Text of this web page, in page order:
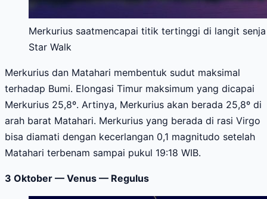
Merkurius saatmencapai titik tertinggi di langit
Star Walk
Merkurius dan Matahari membentuk sudut maksimal
terhadap Bumi. Elongasi Timur maksimum yang dicapai
Merkurius 25,8º. Artinya, Merkurius akan berada 25,8º di
arah barat Matahari. Merkurius yang berada di rasi Virgo
bisa diamati dengan kecerlangan 0,1 magnitudo setelah
Matahari terbenam sampai pukul 19:18 WIB.
3 Oktober — Venus — Regulus